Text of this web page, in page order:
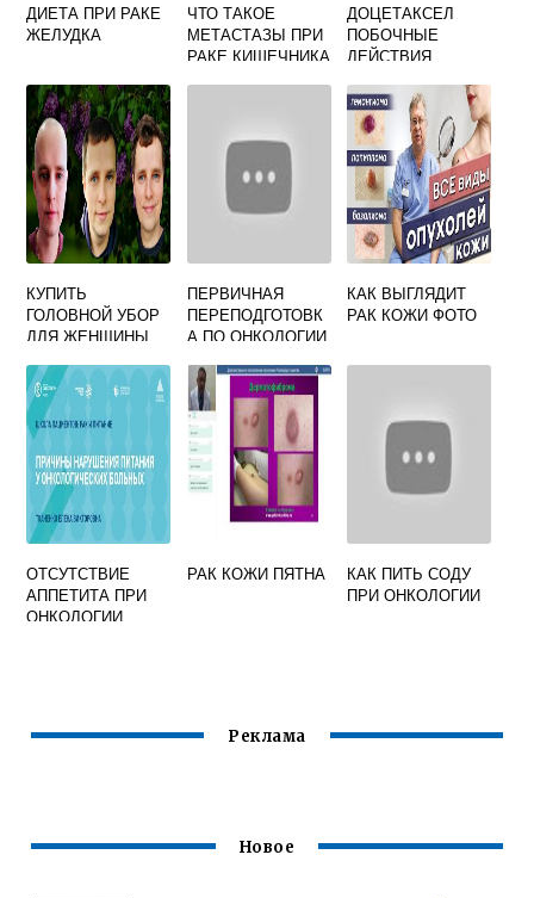
ДИЕТА ПРИ РАКЕ
ЖЕЛУДКА
ЧТО ТАКОЕ
МЕТАСТАЗЫ ПРИ
РАКЕ КИШЕЧНИКА
ДОЦЕТАКСЕЛ
ПОБОЧНЫЕ
ДЕЙСТВИЯ
ХИМИОТЕРАПИИ
ОТЗЫВЫ
КУПИТЬ
ГОЛОВНОЙ УБОР
ДЛЯ ЖЕНЩИНЫ
ХИМИОТЕРАПИИ
ПЕРВИЧНАЯ
ПЕРЕПОДГОТОВК
А ПО ОНКОЛОГИИ
КАК ВЫГЛЯДИТ
РАК КОЖИ ФОТО
ОТСУТСТВИЕ
АППЕТИТА ПРИ
ОНКОЛОГИИ
РАК КОЖИ ПЯТНА
КАК ПИТЬ СОДУ
ПРИ ОНКОЛОГИИ
Реклама
Новое